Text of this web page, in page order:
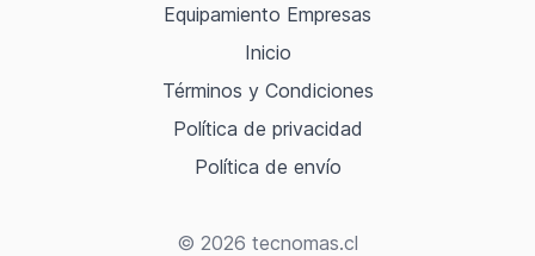
Equipamiento Empresas
Inicio
Términos y Condiciones
Política de privacidad
Política de envío
© 2026 tecnomas.cl